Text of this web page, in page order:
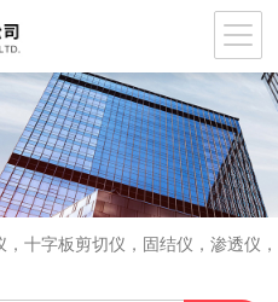
，十字板剪切仪，固结仪，渗透仪